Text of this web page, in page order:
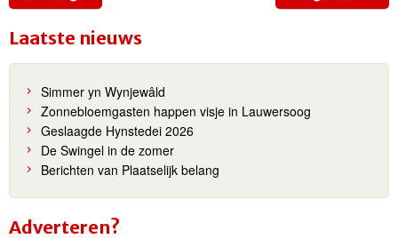
Laatste nieuws
Simmer yn Wynjewâld
Zonnebloemgasten happen visje in Lauwersoog
Geslaagde Hynstedei 2026
De Swingel in de zomer
Berichten van Plaatselijk belang
Adverteren?